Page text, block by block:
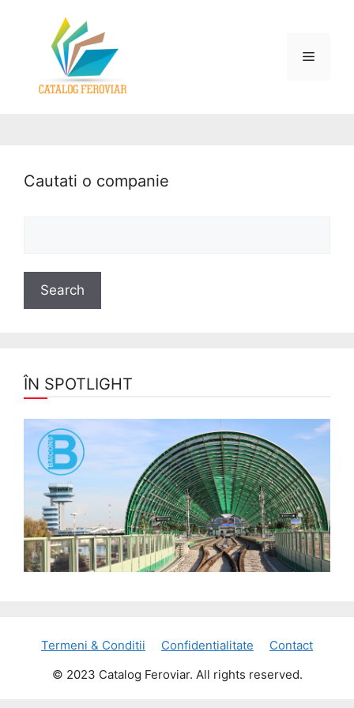
Cautati o companie
ÎN SPOTLIGHT
Termeni & Conditii Confidentialitate
Contact
© 2023 Catalog Feroviar. All rights reserved.